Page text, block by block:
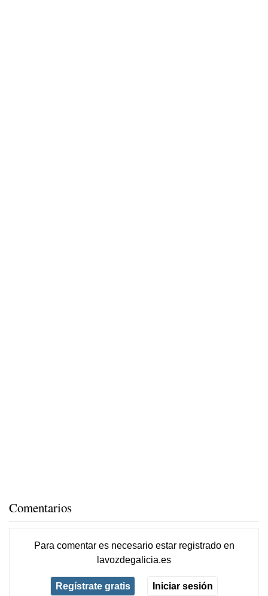
Comentarios
Para comentar es necesario estar registradoen
lavozdegalicia.es
Regístrate gratis Iniciar sesión